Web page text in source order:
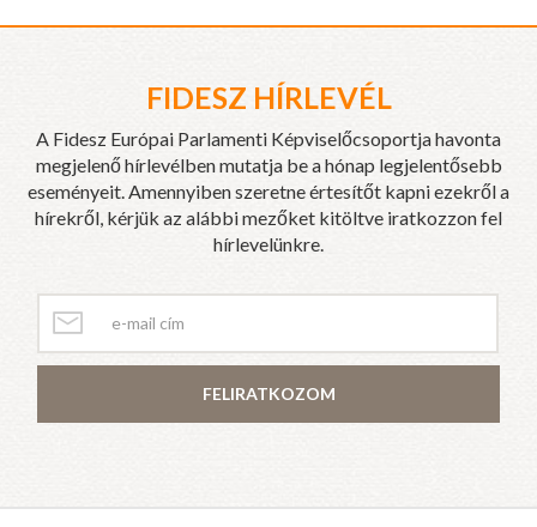
FIDESZ HÍRLEVÉL
A Fidesz Európai Parlamenti Képviselőcsoportja havonta
megjelenő hírlevélben mutatja be a hónap legjelentősebb
eseményeit. Amennyiben szeretne értesítőt kapni ezekről a
hírekről, kérjük az alábbi mezőket kitöltve iratkozzon fel
hírlevelünkre.
FELIRATKOZOM